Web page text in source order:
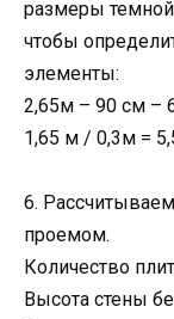
размеры
чтобы
элементы:
2,65м – 90 см –
1,65 м / 0,3м =
6.
проемом.
Количество
Высота стены